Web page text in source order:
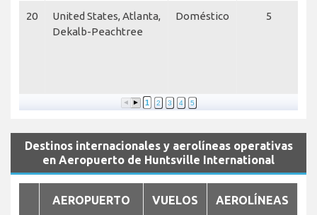
20
United States, Atlanta,
Dekalb-Peachtree
Doméstico 5
1 2 3 4 5
Destinos internacionales y aerolíneas operativas
en Aeropuerto de Huntsville International
AEROPUERTO VUELOS AEROLÍNEAS